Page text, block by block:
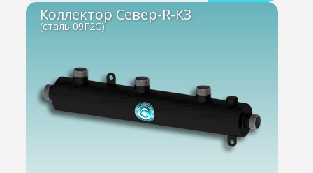
Коллектор Север-R-К3
(сталь 09Г2С)